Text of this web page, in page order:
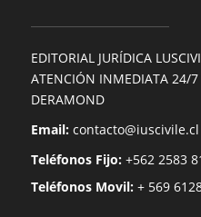
EDITORIAL JURÍDICA
ATENCIÓN INMEDIATA 24/7
DERAMOND
Email:contacto@iuscivile.cl
Teléfonos Fijo:+562 2583
Teléfonos Movil:+ 569